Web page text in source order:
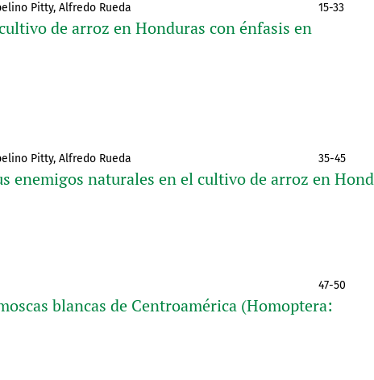
Pitty, Alfredo Rueda 15-33
de arroz en Honduras con énfasis en
Pitty, Alfredo Rueda 35-45
enemigos naturales en el cultivo de arroz en
47-50
blancas de Centroamérica (Homoptera: